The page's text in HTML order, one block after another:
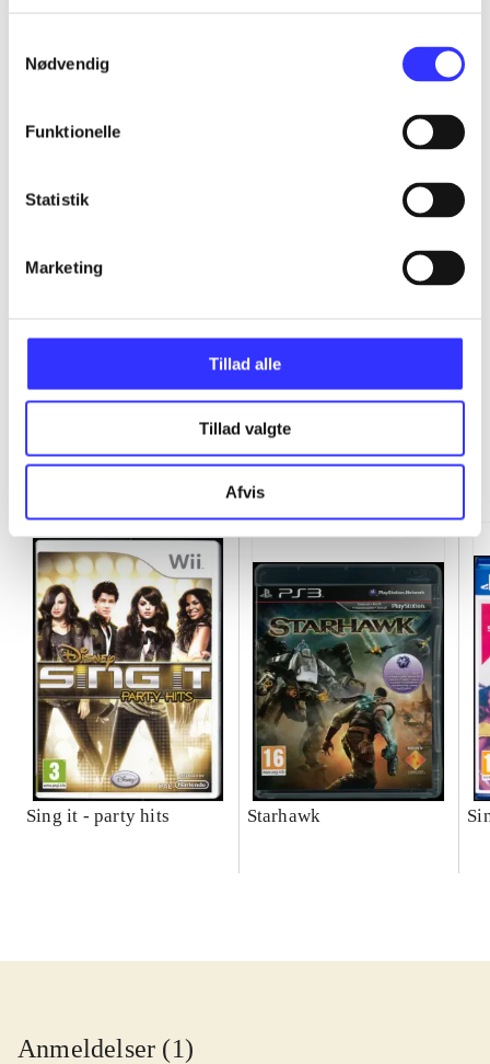
Nødvendig
Funktionelle
Statistik
Marketing
Tillad alle
Tillad valgte
Afvis
Minder om
Sing it - party hits Starhawk
Anmeldelser (1)